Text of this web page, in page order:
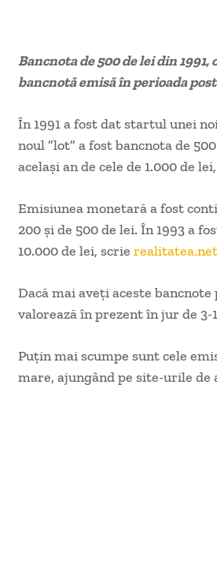
Bancnota de 500 de lei din
bancnotă emisă în perioada
În 1991 a fost dat startul unei
noul ”lot” a fost bancnota de
acelaşi an de cele de 1.000 de
Emisiunea monetară a fost
200 şi de 500 de lei. În 1993 a
10.000 de lei, scrie realitatea.net
Dacă mai aveţi aceste
valorează în prezent în jur de 3-
Puţin mai scumpe sunt cele
mare, ajungând pe site-urile de